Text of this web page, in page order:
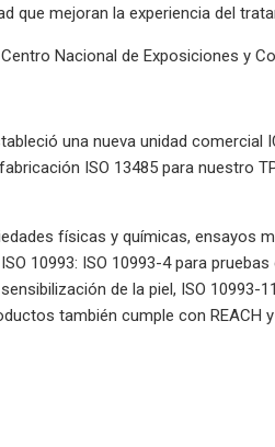
que mejoran la experiencia del
Nacional de Exposiciones y
una nueva unidad comercial
ISO 13485 para nuestro
físicas y químicas, ensayos
10993: ISO 10993-4 para
de la piel, ISO 10993-
también cumple con REACH y